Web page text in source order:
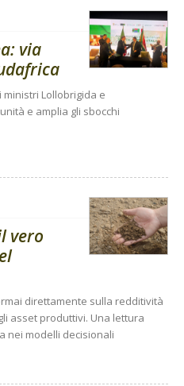
via
Lollobrigida e
e amplia gli sbocchi
vero
direttamente sulla redditività
asset produttivi. Una lettura
nei modelli decisionali